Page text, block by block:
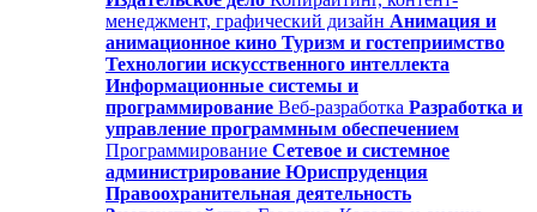
менеджмент, графический дизайн Анимация и
анимационное кино Туризм и гостеприимство
Технологии искусственного интеллекта
Информационные системы и
программирование Веб-разработка Разработка и
управление программным обеспечением
Программирование Сетевое и системное
администрирование Юриспруденция
Правоохранительная деятельность